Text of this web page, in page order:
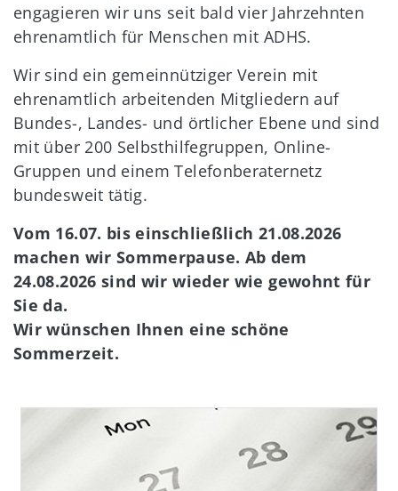
engagieren wir uns seit bald vier Jahrzehnten
ehrenamtlich für Menschen mit ADHS.
Wir sind ein gemeinnütziger Verein mit
ehrenamtlich arbeitenden Mitgliedern auf
Bundes-, Landes- und örtlicher Ebene und sind
mit über 200 Selbsthilfegruppen, Online-
Gruppen und einem Telefonberaternetz
bundesweit tätig.
Vom 16.07. bis einschließlich 21.08.2026
machen wir Sommerpause. Ab dem
24.08.2026 sind wir wieder wie gewohnt für
Sie da.
Wir wünschen Ihnen eine schöne
Sommerzeit.